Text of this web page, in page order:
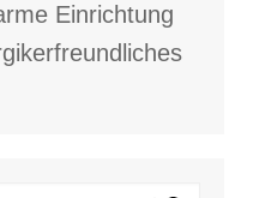
Einrichtung